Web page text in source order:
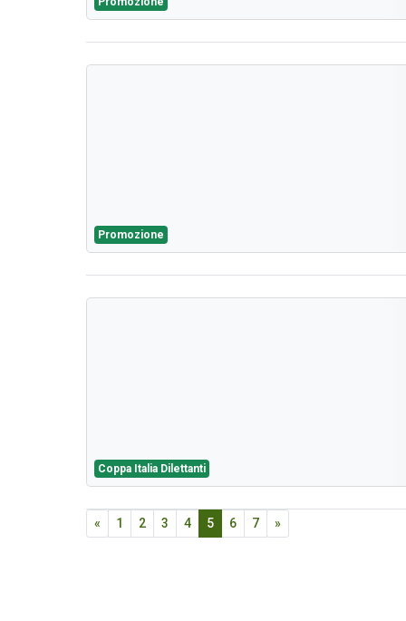
Promozione
Coppa Italia Dilettanti
« 1 2 3 4 5 6 7 »